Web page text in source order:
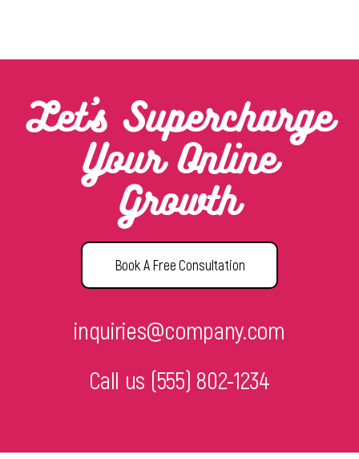
Let’s Supercharge
Your Online
Growth
Book A Free Consultation
inquiries@company.com
Call us (555) 802-1234